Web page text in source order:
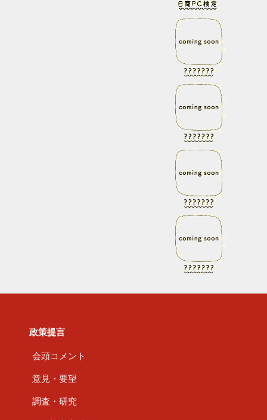
政策提言
会頭コメント
意見・要望
調査・研究